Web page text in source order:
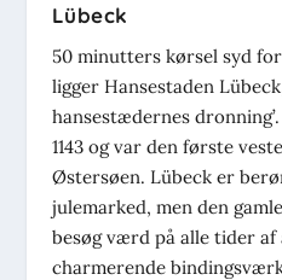
Lübeck
50 minutters kørsel syd
ligger Hansestaden
hansestædernes
1143 og var den første
Østersøen. Lübeck er
julemarked, men den
besøg værd på alle tider af
charmerende